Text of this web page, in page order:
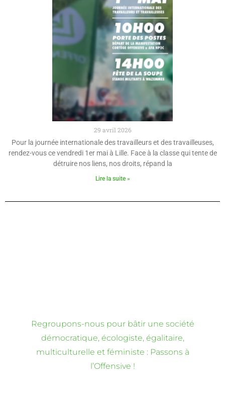
29 avril 2026
Pour la journée internationale des travailleurs et des travailleuses,
rendez-vous ce vendredi 1er mai à Lille. Face à la classe qui tente de
détruire nos liens, nos droits, répand la
Lire la suite »
Regroupons-nous pour bâtir une société
démocratique, écologiste, égalitaire,
multiculturelle et féministe : Passons à
l’Offensive !